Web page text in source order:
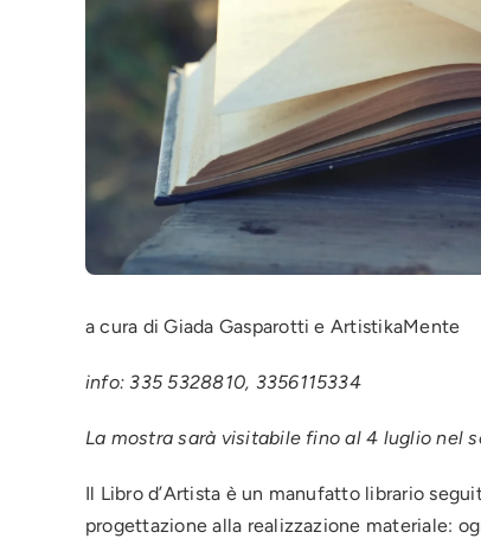
a cura di Giada Gasparotti e ArtistikaMente
info: 335 5328810, 3356115334
La mostra sarà visitabile fino al 4 luglio nel
Il Libro d’Artista è un manufatto librario
progettazione alla realizzazione materiale: